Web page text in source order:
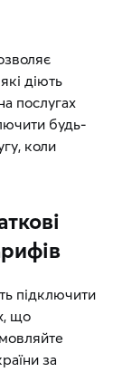
діють
послугах
будь-
коли
підключити
що
за